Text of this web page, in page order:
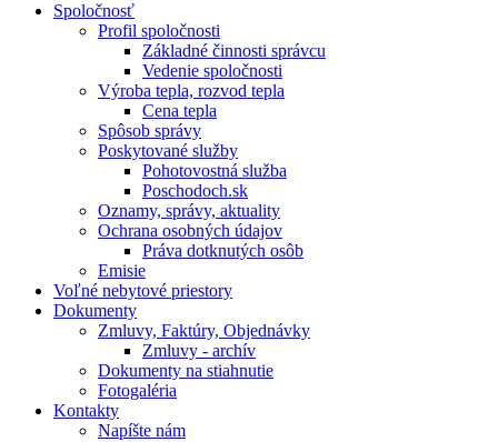
Spoločnosť
Profil spoločnosti
Základné činnosti správcu
Vedenie spoločnosti
Výroba tepla, rozvod tepla
Cena tepla
Spôsob správy
Poskytované služby
Pohotovostná služba
Poschodoch.sk
Oznamy, správy, aktuality
Ochrana osobných údajov
Práva dotknutých osôb
Emisie
Voľné nebytové priestory
Dokumenty
Zmluvy, Faktúry, Objednávky
Zmluvy - archív
Dokumenty na stiahnutie
Fotogaléria
Kontakty
Napíšte nám